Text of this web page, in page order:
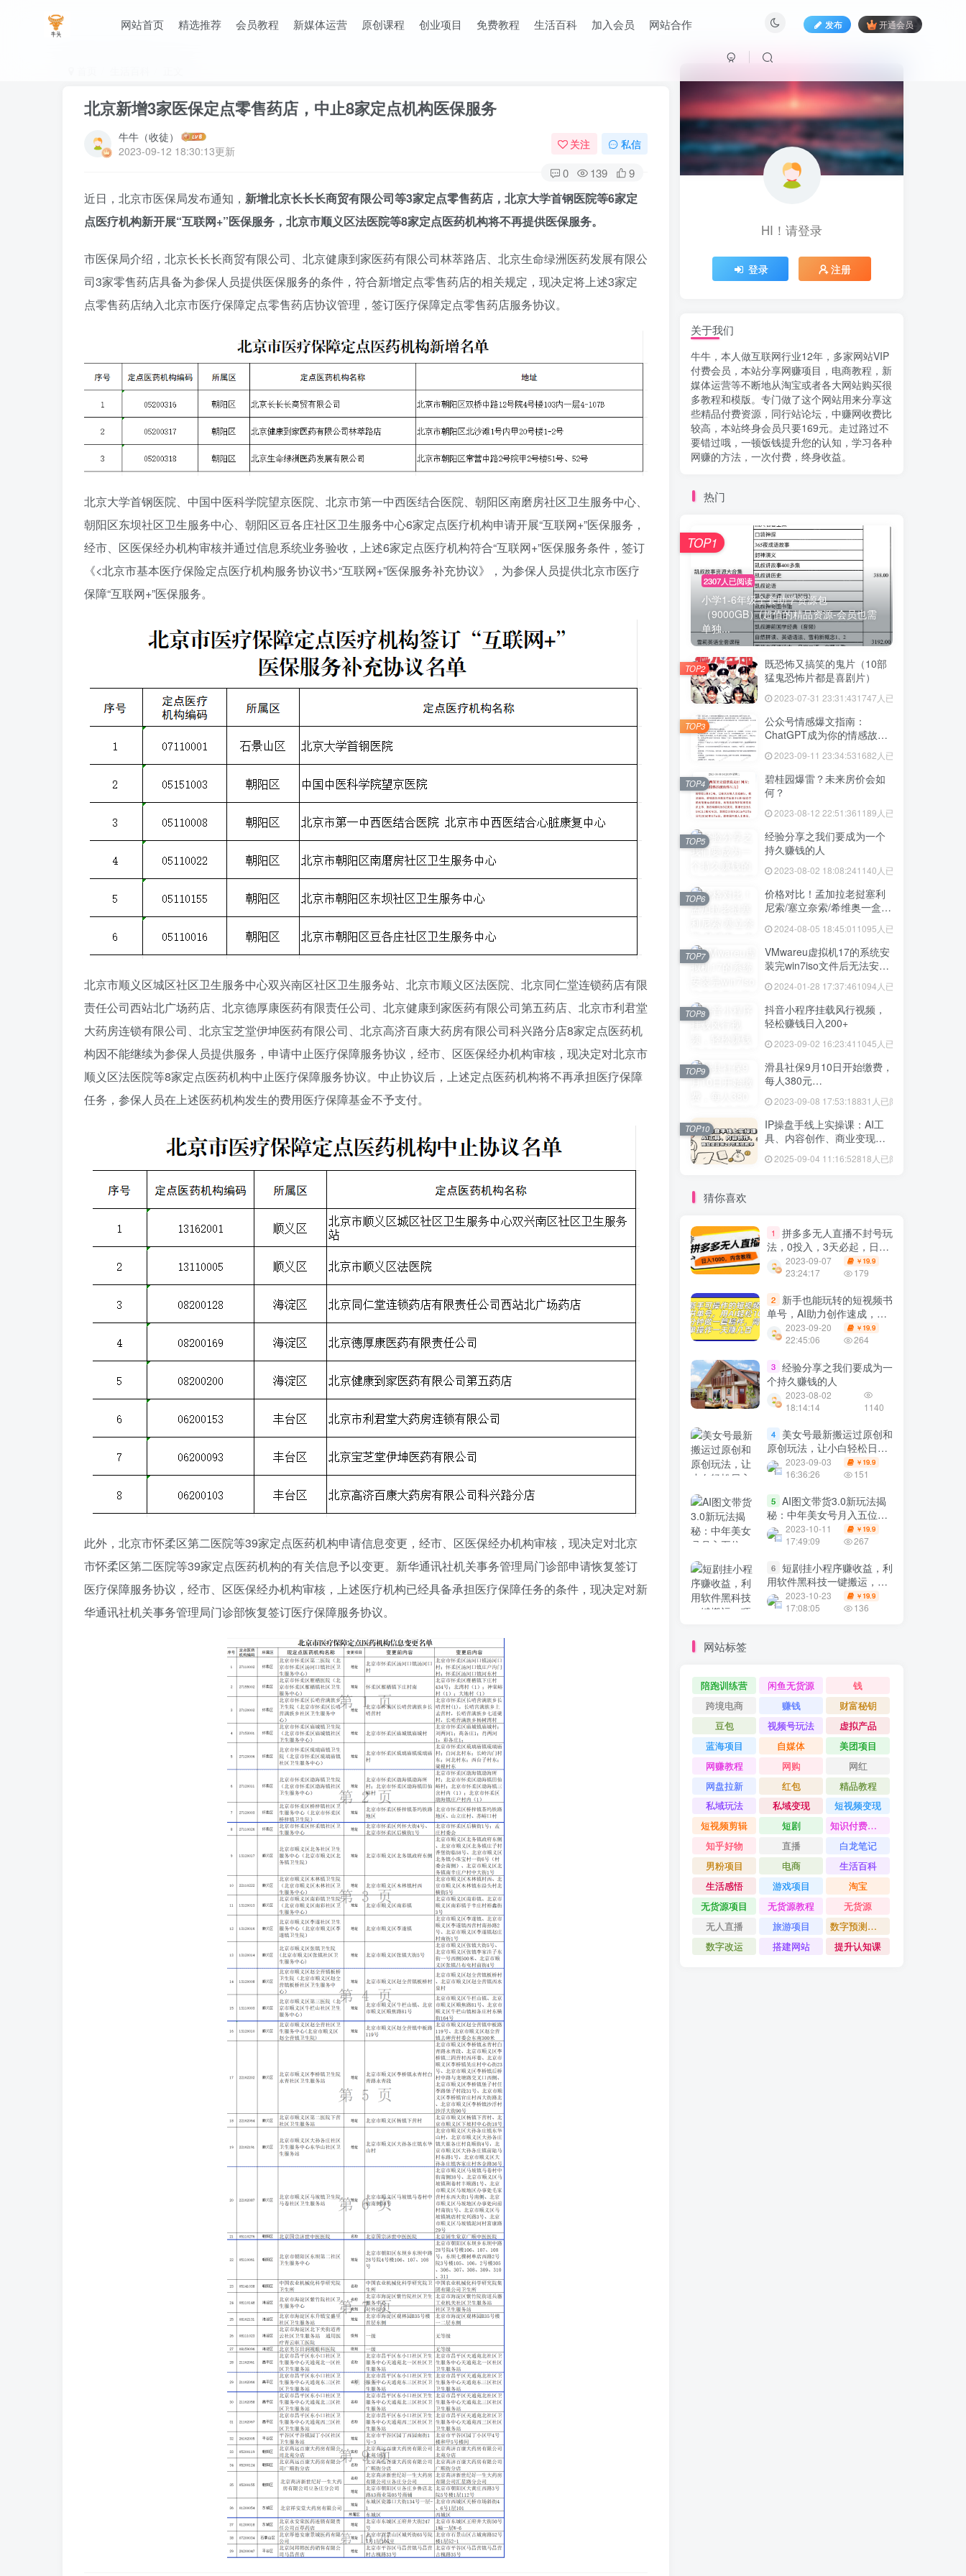
网站首页 精选推荐 会员教程 新媒体运营 原创课程 创业项目 免费教程 生活百科 加入会员 网站合作 发布 开通会员
北京新增3家医保定点零售药店，中止8家定点机构医保服务
牛牛（收徒）
2023-09-12 18:30:13更新
关注 私信
0 139 9
近日，北京市医保局发布通知， 新增北京长长长商贸有限公司等3家定点零售药店，北京大学首钢医院等6家定
点医疗机构新开展“互联网+”医保服务，北京市顺义区法医院等8家定点医药机构将不再提供医保服务。
市医保局介绍，北京长长长商贸有限公司、北京健康到家医药有限公司林萃路店、北京生命绿洲医药发展有限公
司3家零售药店具备为参保人员提供医保服务的条件，符合新增定点零售药店的相关规定，现决定将上述3家定
点零售药店纳入北京市医疗保障定点零售药店协议管理，签订医疗保障定点零售药店服务协议。
北京大学首钢医院、中国中医科学院望京医院、北京市第一中西医结合医院、朝阳区南磨房社区卫生服务中心、
朝阳区东坝社区卫生服务中心、朝阳区豆各庄社区卫生服务中心6家定点医疗机构申请开展“互联网+”医保服务，
经市、区医保经办机构审核并通过信息系统业务验收，上述6家定点医疗机构符合“互联网+”医保服务条件，签订
《<北京市基本医疗保险定点医疗机构服务协议书>“互联网+”医保服务补充协议》，为参保人员提供北京市医疗
保障“互联网+”医保服务。
北京市顺义区城区社区卫生服务中心双兴南区社区卫生服务站、北京市顺义区法医院、北京同仁堂连锁药店有限
责任公司西站北广场药店、北京德厚康医药有限责任公司、北京健康到家医药有限公司第五药店、北京市利君堂
大药房连锁有限公司、北京宝芝堂伊坤医药有限公司、北京高济百康大药房有限公司科兴路分店8家定点医药机
构因不能继续为参保人员提供服务，申请中止医疗保障服务协议，经市、区医保经办机构审核，现决定对北京市
顺义区法医院等8家定点医药机构中止医疗保障服务协议。中止协议后，上述定点医药机构将不再承担医疗保障
任务，参保人员在上述医药机构发生的费用医疗保障基金不予支付。
此外，北京市怀柔区第二医院等39家定点医药机构申请信息变更，经市、区医保经办机构审核，现决定对北京
市怀柔区第二医院等39家定点医药机构的有关信息予以变更。新华通讯社机关事务管理局门诊部申请恢复签订
医疗保障服务协议，经市、区医保经办机构审核，上述医疗机构已经具备承担医疗保障任务的条件，现决定对新
华通讯社机关事务管理局门诊部恢复签订医疗保障服务协议。
HI！请登录
HI！请登录
登录 注册
关于我们
牛牛，本人做互联网行业12年，多家网站VIP
付费会员，本站分享网赚项目，电商教程，新
媒体运营等不断地从淘宝或者各大网站购买很
多教程和模版。专门做了这个网站用来分享这
些精品付费资源，同行站论坛，中赚网收费比
较高，本站终身会员只要169元。走过路过不
要错过哦，一顿饭钱提升您的认知，学习各种
网赚的方法，一次付费，终身收益。
热门
2307人已阅读
小学1-6年级全套助学资源包
（9000GB）(超值的精品资源-会员也需
单独...
TOP1
既恐怖又搞笑的鬼片（10部
猛鬼恐怖片都是喜剧片）
2023-07-31 23:31:431747人已阅读
TOP2
公众号情感爆文指南：
ChatGPT成为你的情感故事
好帮手！
2023-09-11 23:34:531682人已阅读
TOP3
碧桂园爆雷？未来房价会如
何？
2023-08-12 22:51:361189人已阅读
TOP4
经验分享之我们要成为一个
持久赚钱的人
2023-08-02 18:08:241140人已阅读
TOP5
价格对比！孟加拉老挝塞利
尼索/塞立奈索/希维奥一盒价
2024-08-05 18:45:01 1095人已阅读
TOP6
VMwareu虚拟机17的系统安
装完win7iso文件后无法安装
2024-01-28 17:37:461094人已阅读
TOP7
抖音小程序挂载风行视频，
轻松赚钱日入200+
2023-09-02 16:23:41 1045人已阅读
TOP8
滑县社保9月10日开始缴费，
每人380元…
2023-09-08 17:53:18831人已阅读
TOP9
IP操盘手线上实操课：AI工
具、内容创作、商业变现等
2025-09-04 11:16:52818人已阅读
TOP10
猜你喜欢
1
拼多多无人直播不封号玩
法，0投入，3天必起，日入
1000+2023-09-07
23:24:17
￥ 19.9
179
2
新手也能玩转的短视频书
单号，AI助力创作速成，轻
松赚取丰厚收益
2023-09-20
22:45:06
￥ 19.9
264
3 经验分享之我们要成为一
个持久赚钱的人
2023-08-02
18:14:14
1140
4
美女号最新搬运过原创和
原创玩法，让小白轻松日入
上千2023-09-03
16:36:26
￥ 19.9
151
5 AI图文带货3.0新玩法揭
秘：中年美女号月入五位
数，全AI创作，可多账号矩
阵”
2023-10-11
17:49:09
￥ 19.9
267
6
短剧挂小程序赚收益，利
用软件黑科技一键搬运，项
目红利期，月入万+【揭
秘】
2023-10-23
17:08:05
￥ 19.9
136
网站标签
陪跑训练营 闲鱼无货源
钱
跨境电商
赚钱
财富秘钥
豆包
视频号玩法
虚拟产品
蓝海项目
自媒体
美团项目
网赚教程
网购
网红
网盘拉新
红包
精品教程
私域玩法
私域变现
短视频变现
短视频剪辑
短剧
知识付费项目
知乎好物
直播
白龙笔记
男粉项目
电商
生活百科
生活感悟
游戏项目
淘宝
无货源项目
无货源教程
无货源
无人直播
旅游项目
数字预测大师
数字改运
搭建网站 提升认知课